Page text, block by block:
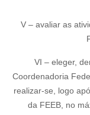
V – avaliar as
VI – eleger,
Coordenadoria
realizar-se, logo
da FEEB, no